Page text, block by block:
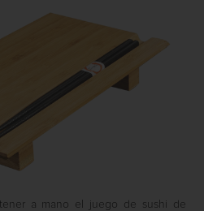
a mano el juego de sushi de